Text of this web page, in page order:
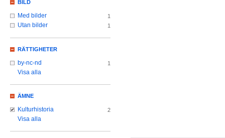
BILD
Med bilder 1
Utan bilder 1
RÄTTIGHETER
by-nc-nd 1
Visa alla
ÄMNE
Kulturhistoria 2
Visa alla